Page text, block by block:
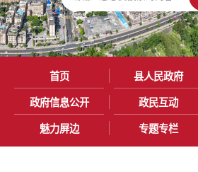
首页 县人民政府
政府信息公开 政民互动
魅力屏边 专题专栏